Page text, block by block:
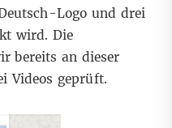
Logo und drei
wird. Die
bereits an dieser
Videos geprüft.